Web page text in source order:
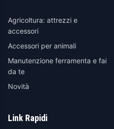
Agricoltura: attrezzi e
accessori
Accessori per animali
Manutenzione ferramenta e fai
da te
Novità
Link Rapidi